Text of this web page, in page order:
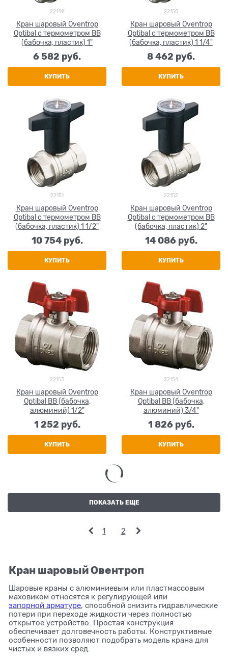
22149
Кран шаровый Oventrop
Optibal с термометром ВВ
(бабочка, пластик) 1"
6 582 руб.
КУПИТЬ
22150
Кран шаровый Oventrop
Optibal с термометром ВВ
(бабочка, пластик) 1 1/4"
8 462 руб.
КУПИТЬ
22151
Кран шаровый Oventrop
Optibal с термометром ВВ
(бабочка, пластик) 1 1/2"
10 754 руб.
КУПИТЬ
22152
Кран шаровый Oventrop
Optibal с термометром ВВ
(бабочка, пластик) 2"
14 086 руб.
КУПИТЬ
22153
Кран шаровый Oventrop
Optibal ВВ (бабочка,
алюминий) 1/2"
1 252 руб.
КУПИТЬ
22154
Кран шаровый Oventrop
Optibal ВВ (бабочка,
алюминий) 3/4"
1 826 руб.
КУПИТЬ
ПОКАЗАТЬ ЕЩЕ
1 2
Кран шаровый Овентроп
Шаровые краны с алюминиевым или пластмассовым
маховиком относятся к регулирующей или
запорной арматуре, способной снизить гидравлические
потери при переходе жидкости через полностью
открытое устройство. Простая конструкция
обеспечивает долговечность работы. Конструктивные
особенности позволяют подобрать модель крана для
чистых и вязких сред.